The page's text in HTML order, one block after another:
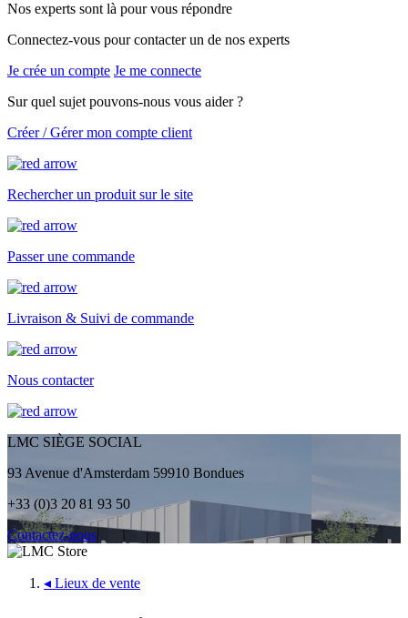
Nos experts sont là pour vous répondre
Connectez-vous pour contacter un de nos experts
Je crée un compte Je me connecte
Sur quel sujet pouvons-nous vous aider ?
Créer / Gérer mon compte client
Rechercher un produit sur le site
Passer une commande
Livraison & Suivi de commande
Nous contacter
LMC SIÈGE SOCIAL
93 Avenue d'Amsterdam 59910 Bondues
+33 (0)3 20 81 93 50
Contactez-nous
◂ Lieux de vente